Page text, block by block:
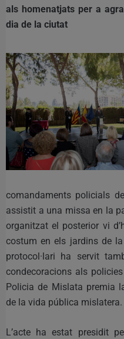
als homenatjats per a
dia de la ciutat
comandaments policials
assistit a una missa en la
organitzat el posterior vi
costum en els jardins de
protocol·lari ha servit
condecoracions als
Policia de Mislata premia
de la vida pública mislatera.
L’acte ha estat presidit